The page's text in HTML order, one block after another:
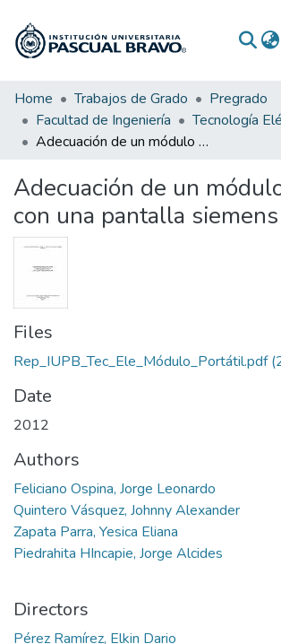
Communities & Collections
All of DSpace
Statistics
Home Trabajos de Grado
Pregrado
Facultad de Ingeniería
Tecnología
Adecuación de un módulo portátil con una pantalla siemens KTP-400
Adecuación de un
con una pantalla
Files
Rep_IUPB_Tec_Ele_Módulo_Portátil.pdf
Date
2012
Authors
Feliciano Ospina, Jorge Leonardo
Quintero Vásquez, Johnny Alexander
Zapata Parra, Yesica Eliana
Piedrahita HIncapie, Jorge Alcides
Directors
Pérez Ramírez, Elkin Dario